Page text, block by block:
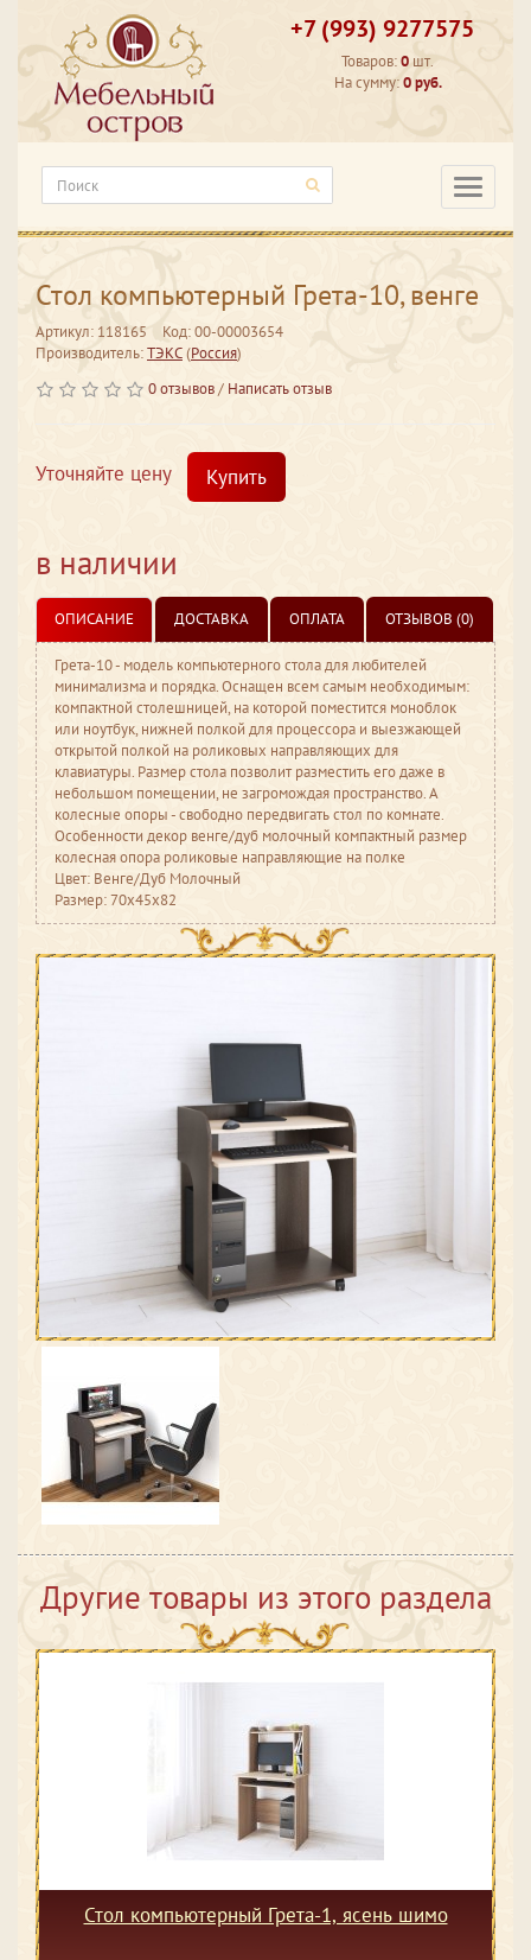
+7 (993) 9277575
Товаров:0 шт.
На сумму:0 руб.
Стол компьютерный Грета-10, венге
Артикул: 118165
Код: 00-00003654
Производитель:ТЭКС(Россия)
0 отзывов/ Написать отзыв
Уточняйте цену Купить
в наличии
ОПИСАНИЕ ДОСТАВКА ОПЛАТА ОТЗЫВОВ (0)
Грета-10 - модель компьютерного стола для любителей
минимализма и порядка. Оснащен всем самым необходимым:
компактной столешницей, на которой поместится моноблок
или ноутбук, нижней полкой для процессора и выезжающей
открытой полкой на роликовых направляющих для
клавиатуры. Размер стола позволит разместить его даже в
небольшом помещении, не загромождая пространство. А
колесные опоры - свободно передвигать стол по комнате.
Особенности декор венге/дуб молочный компактный размер
колесная опора роликовые направляющие на полке
Цвет: Венге/Дуб Молочный
Размер: 70x45x82
Другие товары из этого раздела
Стол компьютерный Грета-1, ясень шимо